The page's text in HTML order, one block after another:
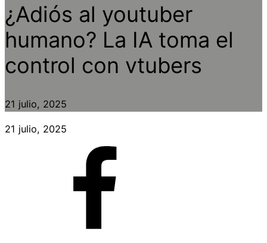
¿Adiós al youtuber
humano? La IA toma el
control con vtubers
21 julio, 2025
21 julio, 2025